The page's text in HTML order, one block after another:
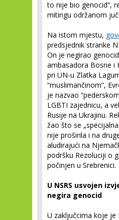
to nije bio genocid“,
mitingu održanom
Na istom mjestu,
predsjednik stranke
On je negirao
ambasadora Bosne i
pri UN-u Zlatka
“muslimančinom”,
je nazvao
LGBTI zajednicu, a
Rusije na Ukrajinu.
žao što se
nije proširila i na
aludirajući na
podršku Rezoluciji o
počinjen u Srebrenici.
U NSRS usvojen
negira genocid
U zaključcima koje je